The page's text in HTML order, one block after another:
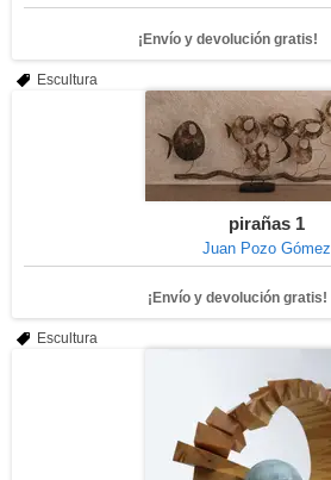
¡Envío y devolución gratis!
Escultura
pirañas 1
Juan Pozo Gómez
¡Envío y devolución gratis!
Escultura